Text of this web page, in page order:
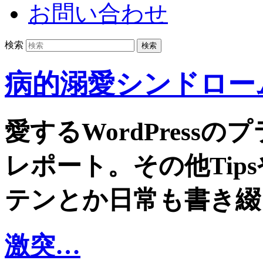
お問い合わせ
検索
病的溺愛シンドロー
愛するWordPressの
レポート。その他
テンとか日常も書き
激突…